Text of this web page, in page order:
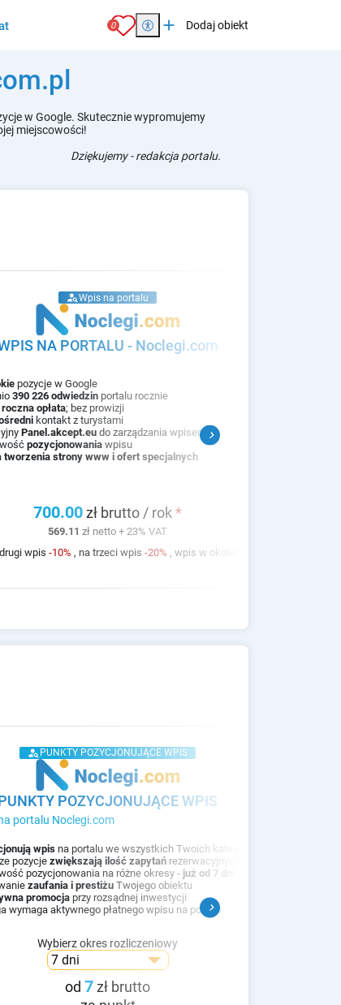
0 add Dodaj obiekt
w Google. Skutecznie wypromujemy
miejscowości!
Dziękujemy - redakcja portalu.
person_searchWpis na portalu
NA PORTALU - noclegi.com
pozycje w Google
390 226 odwiedzinportalu rocznie
roczna opłata; bez prowizji
kontakt z turystami
Panel.akcept.eudo zarządzania wpisem
pozycjonowaniawpisu
tworzenia strony www i ofert specjalnych
700.00zł brutto / rok*
569.11 zł netto + 23% VAT
wpis -10% , na trzeci wpis -20% , wpis w okolicy
chevron_right
person_search PUNKTY POZYCJONUJĄCE WPIS
POZYCJONUJĄCE WPIS
portalu noclegi.com
wpis na portalu we wszystkich Twoich kategoriach
pozycjezwiększają ilość zapytań rezerwacyjnych
pozycjonowania na różne okresy - już od 7 dni
zaufania i prestiżu Twojego obiektu
promocja przy rozsądnej inwestycji
wymaga aktywnego płatnego wpisu na portalu
Wybierz okres rozliczeniowy
od7zł brutto
chevron_right